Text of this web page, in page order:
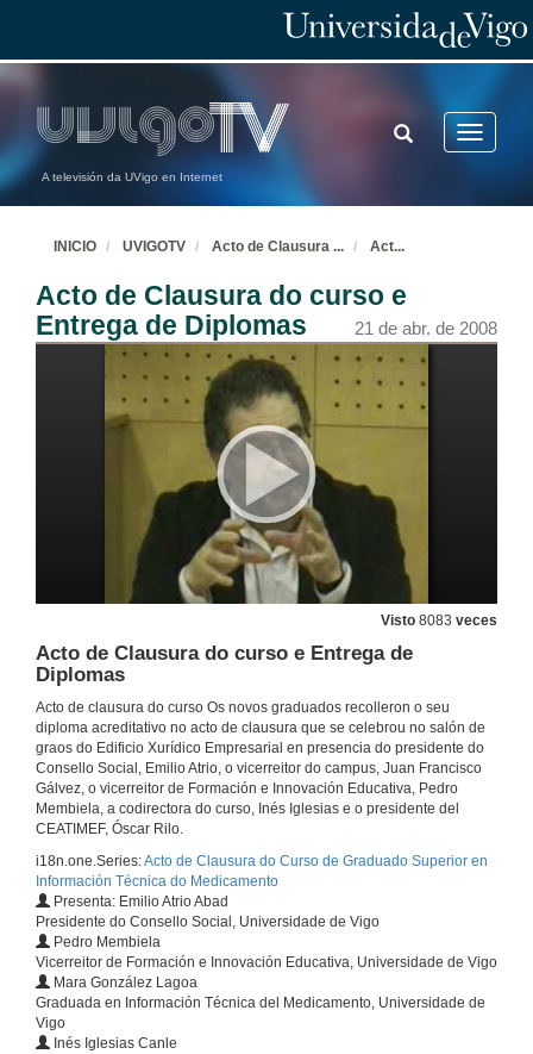
A televisión da UVigo en Internet
Toggle
TOGGLE
SEARCH
INICIO UVIGOTV Acto de Clausura ... Act...
Acto de Clausura do curso e
Entrega de Diplomas
21 de abr. de 2008
Visto 8083 veces
Acto de Clausura do curso e Entrega de
Diplomas
Acto de clausura do curso Os novos graduados recolleron o seu
diploma acreditativo no acto de clausura que se celebrou no salón de
graos do Edificio Xurídico Empresarial en presencia do presidente do
Consello Social, Emilio Atrio, o vicerreitor do campus, Juan Francisco
Gálvez, o vicerreitor de Formación e Innovación Educativa, Pedro
Membiela, a codirectora do curso, Inés Iglesias e o presidente del
CEATIMEF, Óscar Rilo.
i18n.one.Series:Acto de Clausura do Curso de Graduado Superior en
Información Técnica do Medicamento
Presenta: Emilio Atrio Abad
Presidente do Consello Social, Universidade de Vigo
Pedro Membiela
Vicerreitor de Formación e Innovación Educativa, Universidade de Vigo
Mara González Lagoa
Graduada en Información Técnica del Medicamento, Universidade de
Vigo
Inés Iglesias Canle